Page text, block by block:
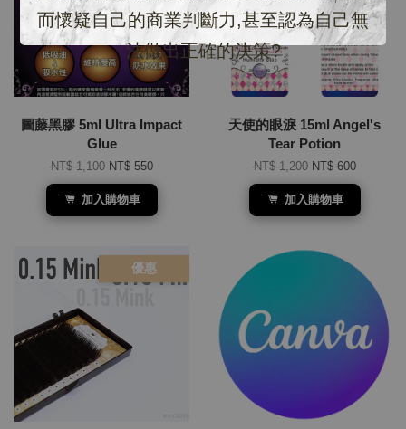
而懷疑自己的商業判斷力,甚至認為自己無
法做出正確的決策?
圖藤黑膠 5ml Ultra Impact
Glue
NT$ 1,100NT$ 550
加入購物車
天使的眼淚 15ml Angel's
Tear Potion
NT$ 1,200NT$ 600
加入購物車
優惠